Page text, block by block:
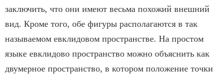
заключить, что они имеют весьма похожий внешний
вид. Кроме того, обе фигуры располагаются в так
называемом евклидовом пространстве. На простом
языке евклидово пространство можно объяснить как
двумерное пространство, в котором положение точки